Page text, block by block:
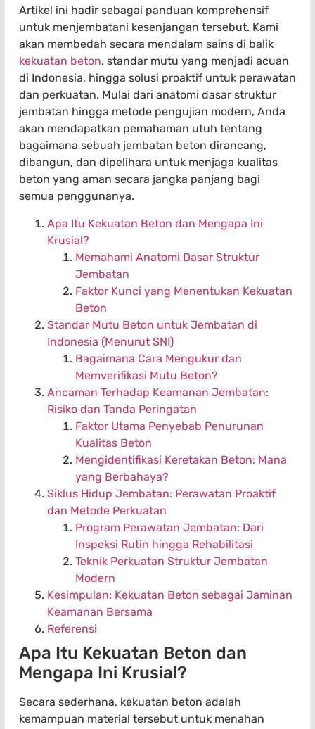
Artikel ini hadir sebagai panduan komprehensif
untuk menjembatani kesenjangan tersebut. Kami
akan membedah secara mendalam sains di balik
kekuatan beton, standar mutu yang menjadi acuan
di Indonesia, hingga solusi proaktif untuk perawatan
dan perkuatan. Mulai dari anatomi dasar struktur
jembatan hingga metode pengujian modern, Anda
akan mendapatkan pemahaman utuh tentang
bagaimana sebuah jembatan beton dirancang,
dibangun, dan dipelihara untuk menjaga kualitas
beton yang aman secara jangka panjang bagi
semua penggunanya.
Apa Itu Kekuatan Beton dan Mengapa Ini
Krusial?
Memahami Anatomi Dasar Struktur
Jembatan
Faktor Kunci yang Menentukan Kekuatan
Beton
Standar Mutu Beton untuk Jembatan di
Indonesia (Menurut SNI)
Bagaimana Cara Mengukur dan
Memverifikasi Mutu Beton?
Ancaman Terhadap Keamanan Jembatan:
Risiko dan Tanda Peringatan
Faktor Utama Penyebab Penurunan
Kualitas Beton
Mengidentifikasi Keretakan Beton: Mana
yang Berbahaya?
Siklus Hidup Jembatan: Perawatan Proaktif
dan Metode Perkuatan
Program Perawatan Jembatan: Dari
Inspeksi Rutin hingga Rehabilitasi
Teknik Perkuatan Struktur Jembatan
Modern
Kesimpulan: Kekuatan Beton sebagai Jaminan
Keamanan Bersama
Referensi
Apa Itu Kekuatan Beton dan
Mengapa Ini Krusial?
Secara sederhana, kekuatan beton adalah
kemampuan material tersebut untuk menahan